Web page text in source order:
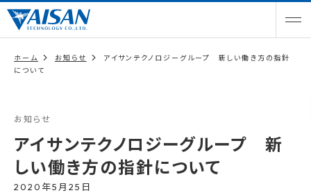
ホーム お知らせ
アイサンテクノロジーグループ 新しい働き方の指針
について
お知らせ
アイサンテクノロジーグループ 新
しい働き方の指針について
2020年5月25日